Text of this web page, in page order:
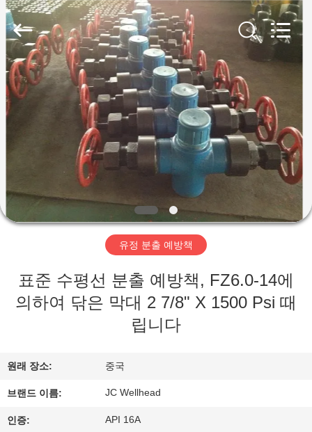
집
제
품
우
리
대
하
공
장
2019
2026
XI‘AN
ZZTOP
OIL
TOOLS
CO.，
LTD.
All
Rights
Reserved.
유정 분출 예방책
표준 수평선 분출 예방책, FZ6.0-14에
의하여 닦은 막대 2 7/8" X 1500 Psi 때
립니다
원래 장소: 중국
브랜드 이름: JC Wellhead
인증: API 16A